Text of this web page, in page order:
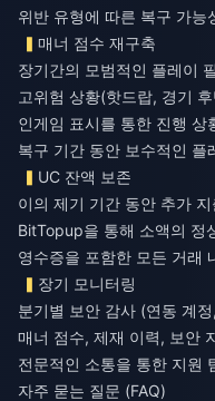
위반 유형에 따른 복구 가능
매너 점수 재구축
장기간의 모범적인 플레이
고위험 상황(핫드랍, 경기
인게임 표시를 통한 진행 상
복구 기간 동안 보수적인 플
UC 잔액 보존
이의 제기 기간 동안 추가
BitTopup을 통해 소액의 정
영수증을 포함한 모든 거래
장기 모니터링
분기별 보안 감사 (연동 계
매너 점수, 제재 이력, 보안
전문적인 소통을 통한 지원
자주 묻는 질문 (FAQ)